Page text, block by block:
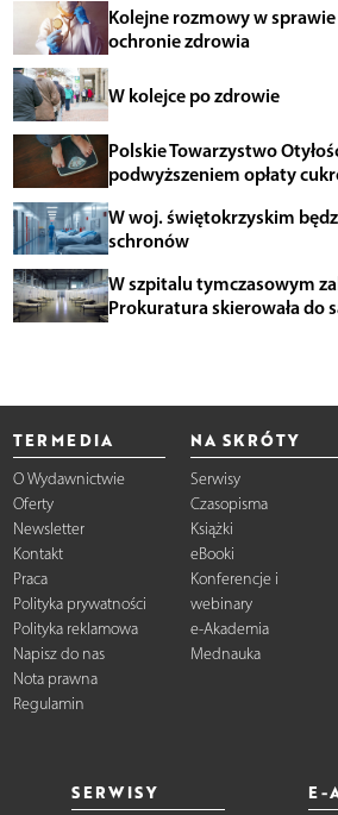
Kolejne rozmowy w
ochronie zdrowia
W kolejce po zdrowie
Polskie Towarzystwo
podwyższeniem opłaty
W woj. świętokrzyskim
schronów
W szpitalu tymczasowym
Prokuratura skierowała do
TERMEDIA
O Wydawnictwie
Oferty
Newsletter
Kontakt
Praca
Polityka prywatności
Polityka reklamowa
Napisz do nas
Nota prawna
Regulamin
NA SKRÓTY
Serwisy
Czasopisma
Książki
eBooki
Konferencje i
webinary
e-Akademia
Mednauka
SERWISY E-